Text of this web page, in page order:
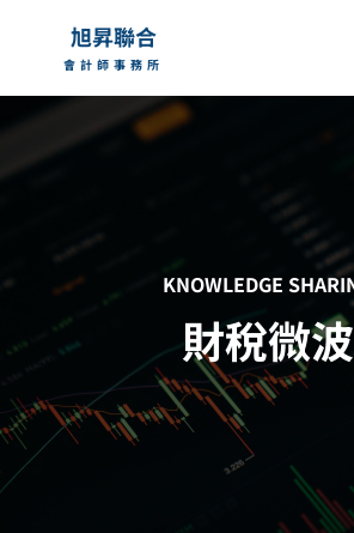
旭昇聯合
會計師事務所
KNOWLEDGE
財稅微波